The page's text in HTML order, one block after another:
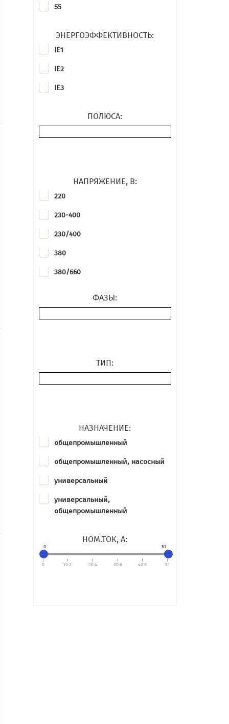
Nord
Tamel
Vascat
55
ЭНЕРГОЭФФЕКТИВНОСТЬ:
IE1
IE2
IE3
ПОЛЮСА:
НАПРЯЖЕНИЕ, В:
220
230-400
230/400
380
380/660
400-690
ФАЗЫ:
ТИП:
НАЗНАЧЕНИЕ:
общепромышленный
общепромышленный, насосный
универсальный
универсальный,
общепромышленный
НОМ.ТОК, А:
0 51
0 10.2 20.4 30.6 40.8 51